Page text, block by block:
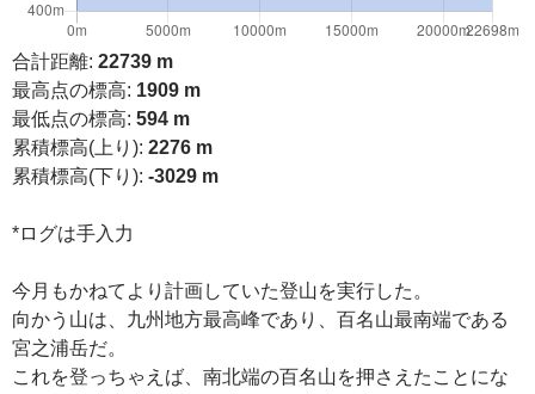
合計距離: 22739 m
最高点の標高: 1909 m
最低点の標高: 594 m
累積標高(上り): 2276 m
累積標高(下り): -3029 m
*ログは手入力
今月もかねてより計画していた登山を実行した。
向かう山は、九州地方最高峰であり、百名山最南端である
宮之浦岳だ。
これを登っちゃえば、南北端の百名山を押さえたことにな